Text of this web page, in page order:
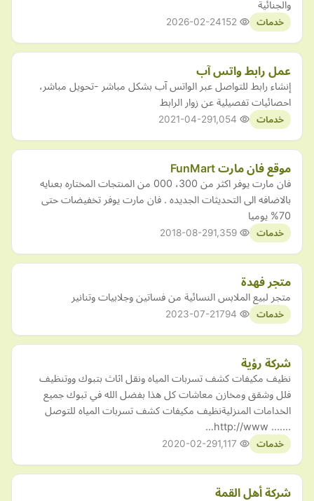
والجنائية
خدمات 2026-02-24
عمل رابط واتس آب
إنشاء رابط للتواصل عبر الواتس آب بشكل مباشر -تحويل مباشر،
احصائيات تفصيلية عن زوار الرابط
خدمات 2021-04-29
موقع فان مارت FunMart
فان مارت يوفر اكثر من 300، 000 من المنتجات المختاره بعنايه
بالاضافه الى التحديثات الجديده . فان مارت يوفر تخفيضات حتى
70% يوميا
خدمات 2018-08-29
متجر فهدة
متجر لبيع الملابس النسائية من فساتين وجلابيات وتنانير
خدمات 2023-07-21
شركة رؤية
نظيف مكيفات كشف تسربات المياه ونقل اثاث بتبوك ووتنظيف
فلل وشقق ومخازن معاشات كل هذا بفضل الله في تبوك جميع
الخدامات المنزليةنظيف مكيفات كشف تسربات المياه للتوصل
....... http://www…
خدمات 2020-02-29
شركة أهل القمة